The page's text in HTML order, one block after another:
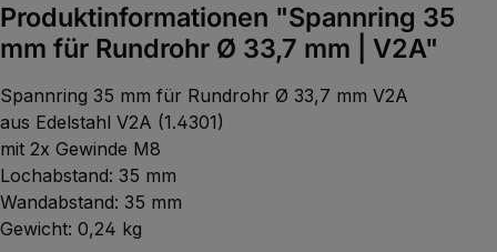
Produktinformationen "Spannring 35
mm für Rundrohr Ø 33,7 mm | V2A"
Spannring 35 mm für Rundrohr Ø 33,7 mm V2A
aus Edelstahl V2A (1.4301)
mit 2x Gewinde M8
Lochabstand: 35 mm
Wandabstand: 35 mm
Gewicht: 0,24 kg